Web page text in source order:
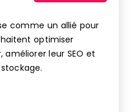
comme un allié pour
optimiser
améliorer leur SEO et